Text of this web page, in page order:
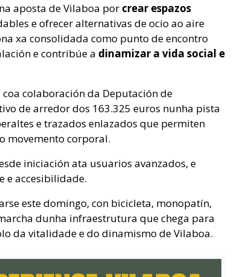
aposta de Vilaboa por crear espazos
e ofrecer alternativas de ocio ao aire
xa consolidada como punto de encontro
e contribúe a dinamizar a vida social e
coa colaboración da Deputación de
de arredor dos 163.325 euros nunha pista
e trazados enlazados que permiten
movemento corporal.
iniciación ata usuarios avanzados, e
e accesibilidade.
este domingo, con bicicleta, monopatín,
dunha infraestrutura que chega para
da vitalidade e do dinamismo de Vilaboa.